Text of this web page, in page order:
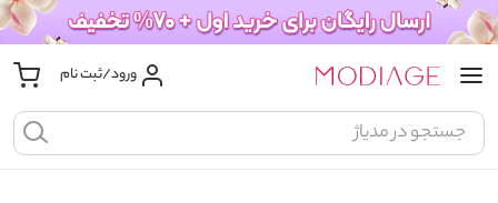
ورود/ثبت نام